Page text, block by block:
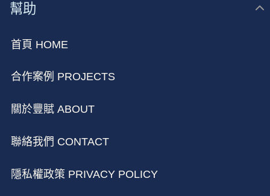
幫助
首頁 HOME
合作案例 PROJECTS
關於豐賦 ABOUT
聯絡我們 CONTACT
隱私權政策 PRIVACY POLICY